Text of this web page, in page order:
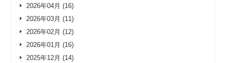
2026年04月 (16)
2026年03月 (11)
2026年02月 (12)
2026年01月 (16)
2025年12月 (14)